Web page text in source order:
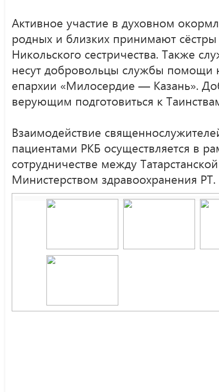
Активное участие в духовном
родных и близких принимают
Никольского сестричества. Также
несут добровольцы службы помощи
епархии «Милосердие — Казань».
верующим подготовиться к
Взаимодействие
пациентами РКБ осуществляется в
сотрудничестве между
Министерством здравоохранения РТ.